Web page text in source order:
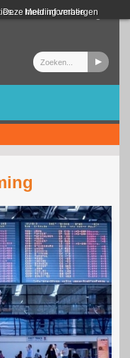
Meer informatie
Deze melding verbergen
Login